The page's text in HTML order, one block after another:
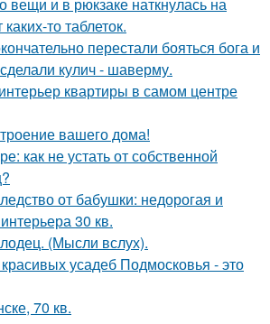
то таблеток.
перестали бояться бога и
кулич - шаверму.
квартиры в самом центре
вашего дома!
как не устать от собственной
от бабушки: недорогая и
30 кв.
(Мысли вслух).
усадеб Подмосковья - это
70 кв.